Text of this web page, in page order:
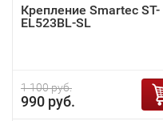
Крепление Smartec ST-
EL523BL-SL
1 100 руб.
990 руб.